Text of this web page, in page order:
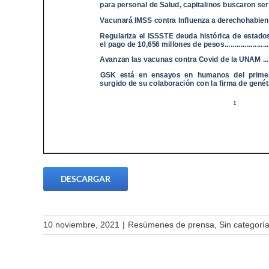
DESCARGAR
10 noviembre, 2021 | Resúmenes de prensa Sin categoría